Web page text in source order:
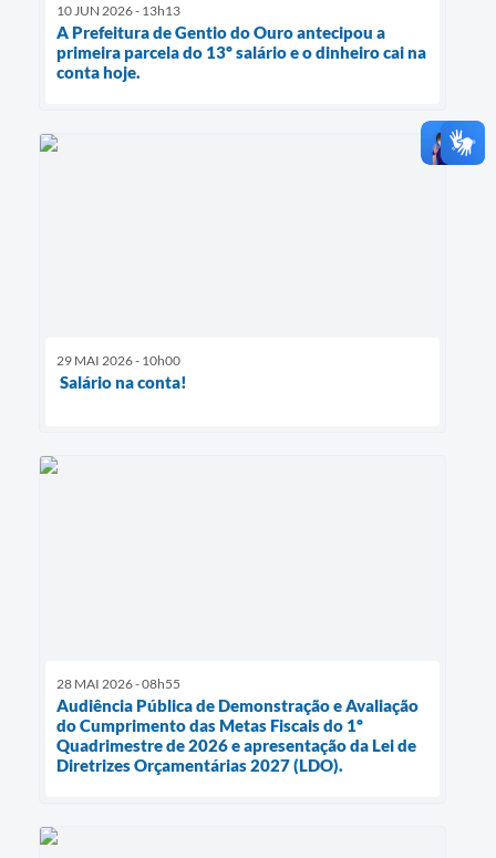
10 JUN 2026 - 13h13
A Prefeitura de Gentio do Ouro antecipou a
primeira parcela do 13º salário e o dinheiro cai na
conta hoje.
29 MAI 2026 - 10h00
Salário na conta!
28 MAI 2026 - 08h55
Audiência Pública de Demonstração e Avaliação
do Cumprimento das Metas Fiscais do 1º
Quadrimestre de 2026 e apresentação da Lei de
Diretrizes Orçamentárias 2027 (LDO).